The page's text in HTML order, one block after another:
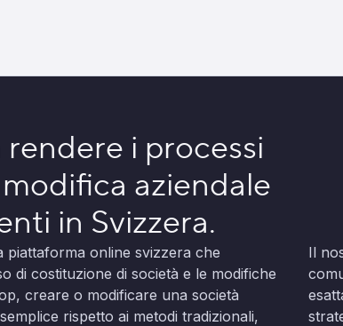
i processi
aziendale
in Svizzera.
piattaforma online svizzera che
di costituzione di società e le modifiche
creare o modificare una società
rispetto ai metodi tradizionali,
Il